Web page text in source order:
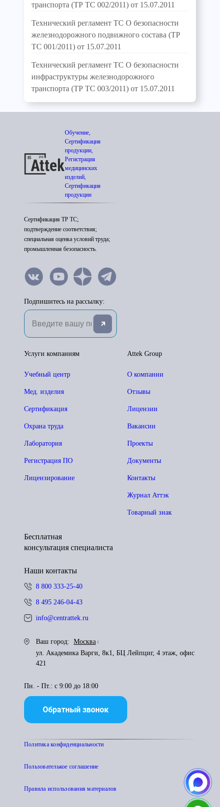
транспорта (ТР ТС 002/2011) от 15.07.2011
Технический регламент ТС О безопасности
железнодорожного подвижного состава (ТР
ТС 001/2011) от 15.07.2011
Технический регламент ТС О безопасности
инфраструктуры железнодорожного
транспорта (ТР ТС 003/2011) от 15.07.2011
Обучение,
Сертификация
продукции,
Регистрация
медицинских
изделий,
Сертификация
продукции
Сертификация ТР ТС;
подтверждение соответствия;
специальная оценка условий труда;
промышленная безопасность.
Подпишитесь на рассылку:
Attek Group
О компании
Отзывы
Лицензии
Вакансии
Проекты
Документы
Контакты
Журнал Аттэк
Товарный знак
Услуги компаниям
Учебный центр
Мед. изделия
Сертификация
Охрана труда
Лаборатория
Регистрация ПО
Лицензирование
Бесплатная
консультация специалиста
Наши контакты
8 800 333-25-40
8 495 246-04-43
info@centrattek.ru
Ваш город:
Москва
ул. Академика Варги, 8к1, БЦ Лейпциг, 4 этаж, офис
421
Пн. - Пт.: с 9:00 до 18:00
Обратный звонок
Политика конфиденциальности
Пользователькое соглашение
Правила использования материалов